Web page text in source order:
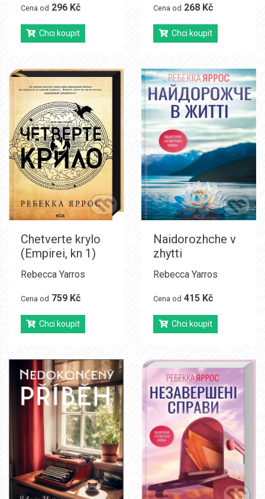
Cena od 296 Kč
Chci koupit
Cena od 268 Kč
Chci koupit
Chetverte krylo
(Empirei, kn 1)
Rebecca Yarros
Cena od 759 Kč
Chci koupit
Naidorozhche v
zhytti
Rebecca Yarros
Cena od 415 Kč
Chci koupit